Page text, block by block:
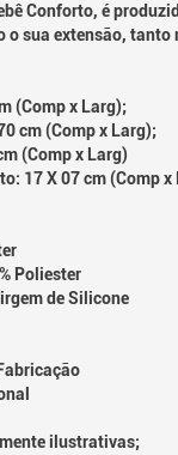
Conforto, é
o sua extensão, tanto
(Comp x Larg);
cm (Comp x Larg);
(Comp x Larg)
17 X 07 cm (Comp x
Poliester
de Silicone
ilustrativas;